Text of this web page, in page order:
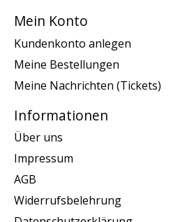
Mein Konto
Kundenkonto anlegen
Meine Bestellungen
Meine Nachrichten (Tickets)
Informationen
Über uns
Impressum
AGB
Widerrufsbelehrung